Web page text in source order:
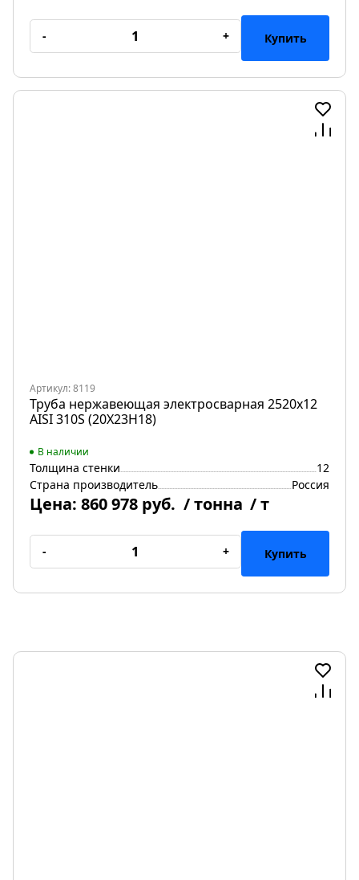
- + Купить
Артикул: 8119
Труба нержавеющая электросварная 2520х12
AISI 310S (20Х23Н18)
В наличии
Толщина стенки
12
Страна производитель
Россия
Цена: 860 978 руб. / тонна / т
- + Купить